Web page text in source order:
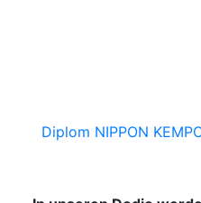
Diplom NIPPON